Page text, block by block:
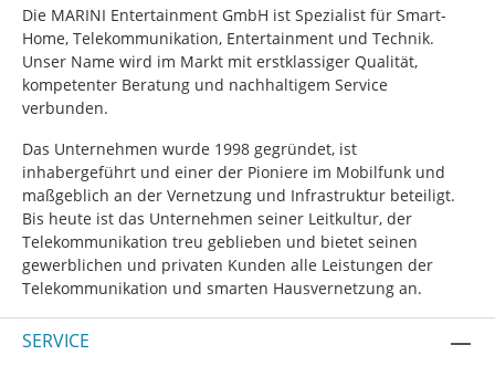
Die MARINI Entertainment GmbH ist Spezialist für Smart-
Home, Telekommunikation, Entertainment und Technik.
Unser Name wird im Markt mit erstklassiger Qualität,
kompetenter Beratung und nachhaltigem Service
verbunden.
Das Unternehmen wurde 1998 gegründet, ist
inhabergeführt und einer der Pioniere im Mobilfunk und
maßgeblich an der Vernetzung und Infrastruktur beteiligt.
Bis heute ist das Unternehmen seiner Leitkultur, der
Telekommunikation treu geblieben und bietet seinen
gewerblichen und privaten Kunden alle Leistungen der
Telekommunikation und smarten Hausvernetzung an.
SERVICE